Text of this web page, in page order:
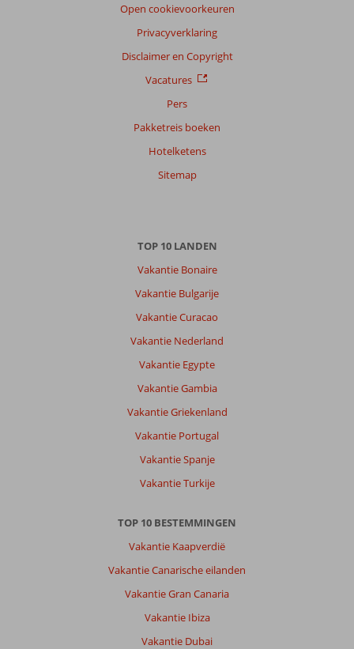
Open cookievoorkeuren
Privacyverklaring
Disclaimer en Copyright
Vacatures
Pers
Pakketreis boeken
Hotelketens
Sitemap
TOP 10 LANDEN
Vakantie Bonaire
Vakantie Bulgarije
Vakantie Curacao
Vakantie Nederland
Vakantie Egypte
Vakantie Gambia
Vakantie Griekenland
Vakantie Portugal
Vakantie Spanje
Vakantie Turkije
TOP 10 BESTEMMINGEN
Vakantie Kaapverdië
Vakantie Canarische eilanden
Vakantie Gran Canaria
Vakantie Ibiza
Vakantie Dubai